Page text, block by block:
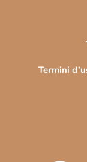
Termini